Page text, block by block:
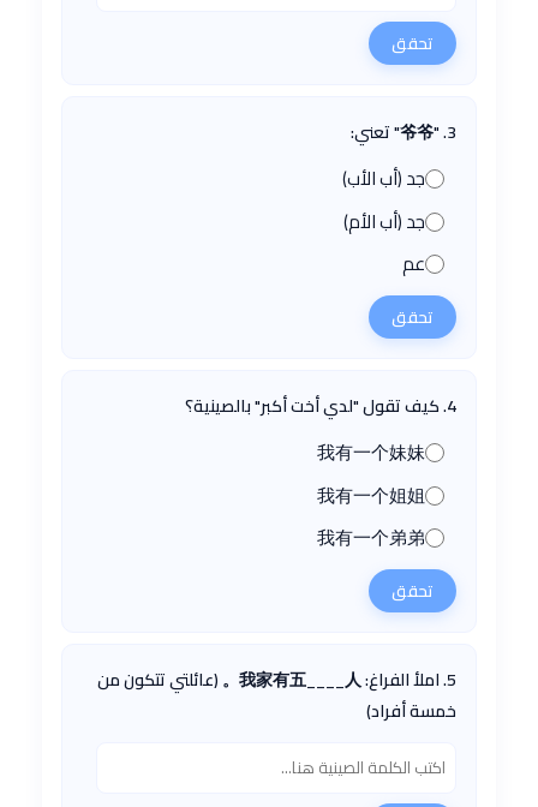
تحقق
3. "爷爷" تعني:
جد (أب الأب)
جد (أب الأم)
عم
تحقق
4. كيف تقول "لدي أخت أكبر" بالصينية؟
我有一个妹妹
我有一个姐姐
我有一个弟弟
تحقق
5. املأ الفراغ: 我家有五____人。 (عائلتي تتكون من
خمسة أفراد)